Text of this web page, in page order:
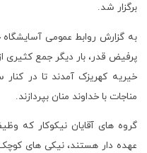
برگزار شد.
به گزارش روابط عمومی
پرفیض قدر، بار دیگر جمع کثیری
خیریه کهریزک آمدند تا در کنار
مناجات با خداوند منان بپردازند.
گروه های آقایان نیکوکار که
عهده دار هستند، نیکی های